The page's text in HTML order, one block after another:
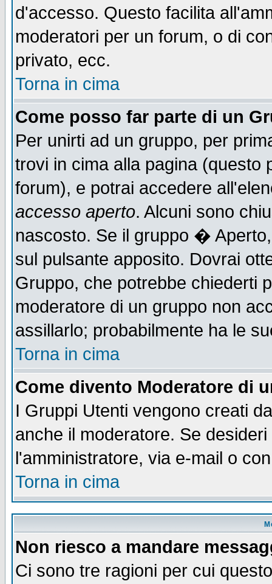
d'accesso. Questo facilita
moderatori per un forum, o di
privato, ecc.
Torna in cima
Come posso far parte di un
Per unirti ad un gruppo, per
trovi in cima alla pagina
forum), e potrai accedere
accesso aperto. Alcuni sono
nascosto. Se il gruppo �
sul pulsante apposito. Dovrai
Gruppo, che potrebbe chiederti
moderatore di un gruppo non
assillarlo; probabilmente ha le
Torna in cima
Come divento Moderatore di
I Gruppi Utenti vengono creati
anche il moderatore. Se
l'amministratore, via e-mail o
Torna in cima
Non riesco a mandare
Ci sono tre ragioni per cui